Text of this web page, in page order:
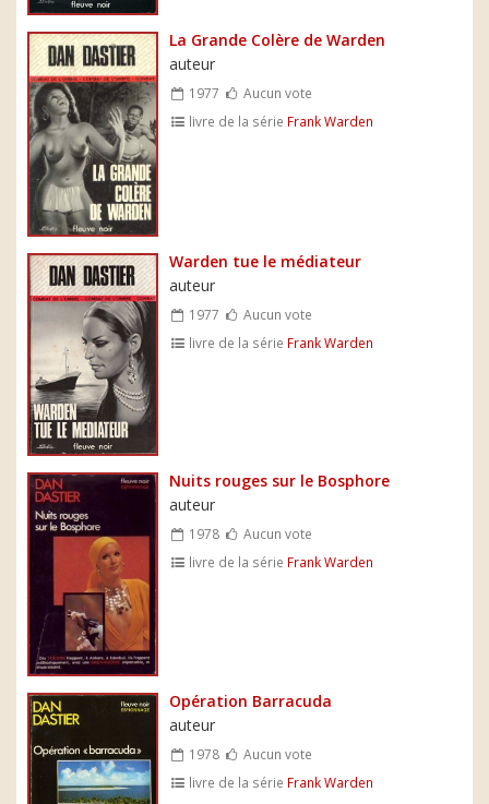
La Grande Colère de Warden
auteur
1977
Aucun vote
livre de la série Frank Warden
Warden tue le médiateur
auteur
1977
Aucun vote
livre de la série Frank Warden
Nuits rouges sur le Bosphore
auteur
1978
Aucun vote
livre de la série Frank Warden
Opération Barracuda
auteur
1978
Aucun vote
livre de la série Frank Warden